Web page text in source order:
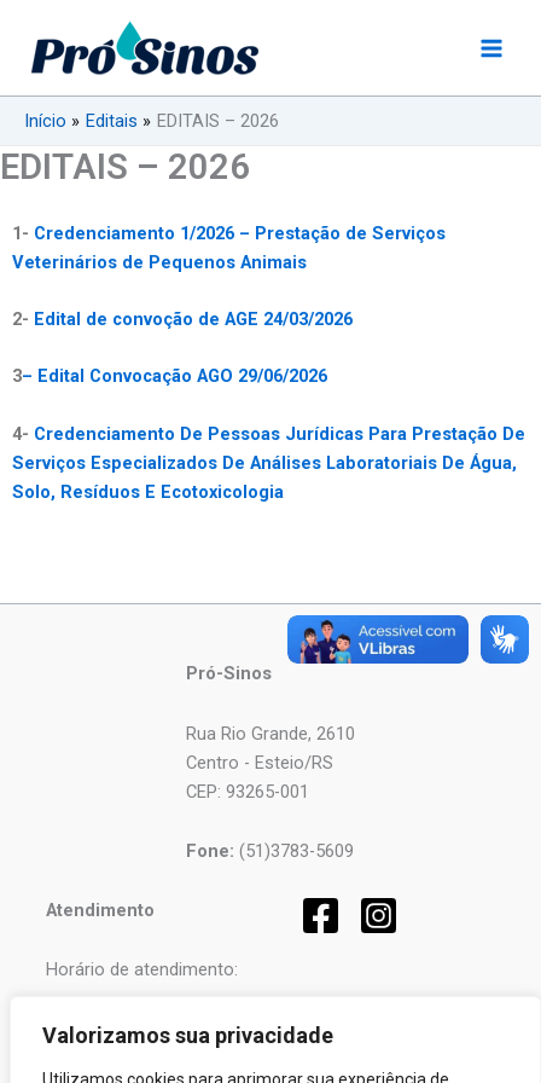
Valorizamos sua privacidade
conteúdo
Início
Editais EDITAIS – 2026
EDITAIS – 2026
1- Credenciamento 1/2026 – Prestação de Serviços
Veterinários de Pequenos Animais
2- Edital de convoção de AGE 24/03/2026
3– Edital Convocação AGO 29/06/2026
4- Credenciamento De Pessoas Jurídicas Para Prestação De
Serviços Especializados De Análises Laboratoriais De Água,
Solo, Resíduos E Ecotoxicologia
Pró-Sinos
Rua Rio Grande, 2610
Centro - Esteio/RS
CEP: 93265-001
Fone: (51)3783-5609
Atendimento
Horário de atendimento:
Segunda a Sexta-feira